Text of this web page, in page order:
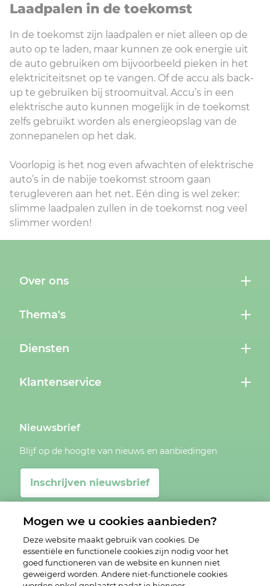
Laadpalen in de toekomst
In de toekomst zijn laadpalen er niet alleen op de
auto op te laden, maar kunnen ze ook energie uit
de auto gebruiken om bijvoorbeeld pieken in het
elektriciteitsnet op te vangen. Of de accu als back-
up te gebruiken bij stroomuitval. Accu’s in een
elektrische auto kunnen mogelijk in de toekomst
zelfs gebruikt worden als energieopslag van de
zonnepanelen op het dak.
Voorlopig is het nog even afwachten of elektrische
auto’s in de nabije toekomst stroom gaan
terugleveren aan het net. Eén ding is wel zeker:
slimme laadpalen zullen in de toekomst nog veel
slimmer worden!
Over ons
Thema's
Diensten
Klantenservice
Nieuwsbrief
Blijf op de hoogte van nieuws en aanbiedingen
Inschrijven nieuwsbrief
Mogen we u cookies aanbieden?
Deze website maakt gebruik van cookies. De
essentiële en functionele cookies zijn nodig voor het
goed functioneren van de website en kunnen niet
geweigerd worden. Andere niet-functionele cookies